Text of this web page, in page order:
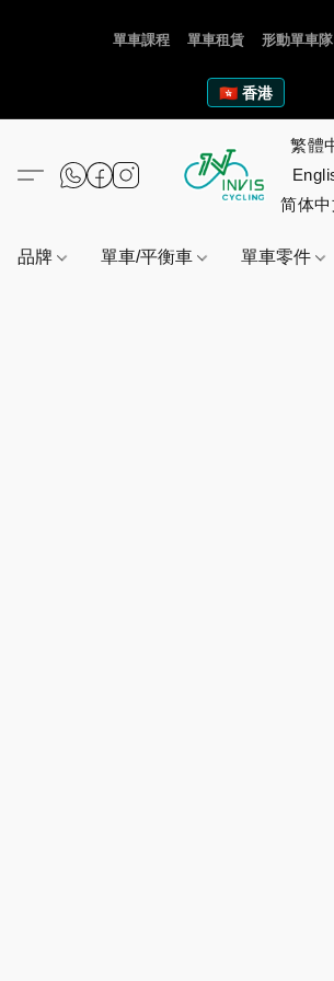
單車課程 單車租賃 形動單車隊
🇭🇰 香港
品牌 單車/平衡車 單車零件